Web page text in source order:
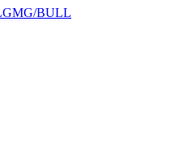
BULL